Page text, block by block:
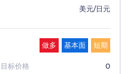
美元/日元
做多 基本面 短期
目标价格
0